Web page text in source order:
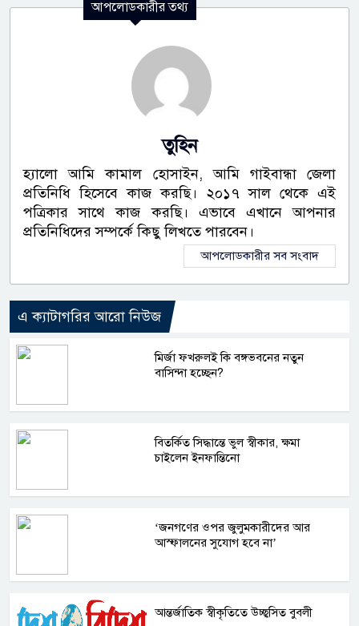
আপলোডকারীর তথ্য
তুহিন
হ্যালো আমি কামাল হোসাইন, আমি গাইবান্ধা জেলা
প্রতিনিধি হিসেবে কাজ করছি। ২০১৭ সাল থেকে এই
পত্রিকার সাথে কাজ করছি। এভাবে এখানে আপনার
প্রতিনিধিদের সম্পর্কে কিছু লিখতে পারবেন।
আপলোডকারীর সব সংবাদ
এ ক্যাটাগরির আরো নিউজ
মির্জা ফখরুলই কি বঙ্গভবনের নতুন
বাসিন্দা হচ্ছেন?
বিতর্কিত সিদ্ধান্তে ভুল স্বীকার, ক্ষমা
চাইলেন ইনফান্তিনো
‘জনগণের ওপর জুলুমকারীদের আর
আস্ফালনের সুযোগ হবে না’
আন্তর্জাতিক স্বীকৃতিতে উচ্ছ্বসিত বুবলী